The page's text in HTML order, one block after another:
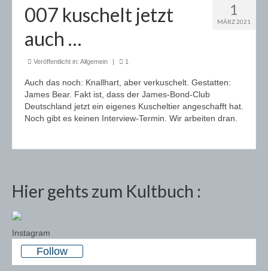
1
MÄRZ 2021
007 kuschelt jetzt
auch …
Veröffentlicht in: Allgemein | 1
Auch das noch: Knallhart, aber verkuschelt. Gestatten:
James Bear. Fakt ist, dass der James-Bond-Club
Deutschland jetzt ein eigenes Kuscheltier angeschafft hat.
Noch gibt es keinen Interview-Termin. Wir arbeiten dran.
Hier gehts zum Kultbuch :
Instagram
Follow